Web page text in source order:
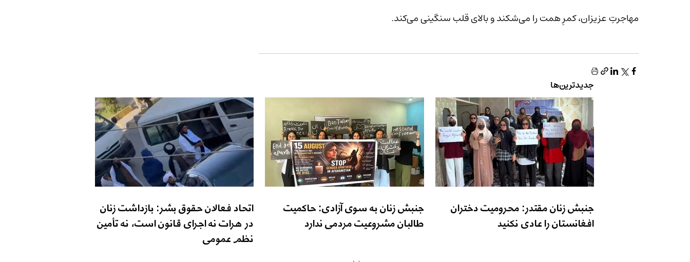
مهاجرتِ عزیزان، کمرِ همت را می‌شکند و بالای قلب سنگینی می‌کند.
جدیدترین‌ها
جنبش زنان مقتدر: محرومیت دختران
افغانستان را عادی نکنید
جنبش زنان به سوی آزادی: حاکمیت
طالبان مشروعیت مردمی ندارد
اتحاد فعالان حقوق بشر: بازداشت زنان
در هرات نه اجرای قانون است، نه تأمین
نظم عمومی